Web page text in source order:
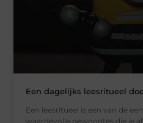
Een dagelijks leesritueel
Een leesritueel is een van de
waardevolle gewoontes die je